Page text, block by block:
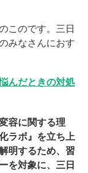
このです。三日
みなさんにおす
んだときの対処
容に関する理
ラボ』を立ち上
明するため、習
を対象に、三日